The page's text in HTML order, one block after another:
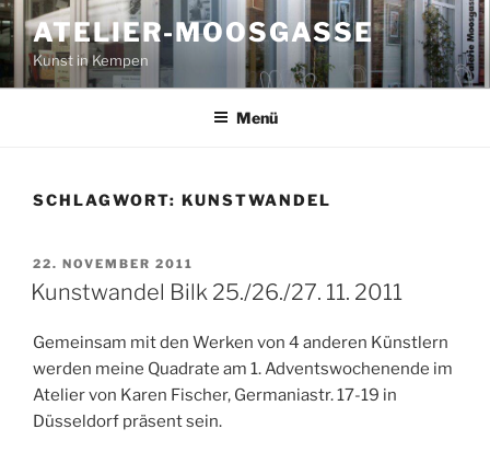
Zum
Inhalt
springen
ATELIER-MOOSGASSE
Kunst in Kempen
Menü
SCHLAGWORT: KUNSTWANDEL
VERÖFFENTLICHT
AM
22. NOVEMBER 2011
Kunstwandel Bilk 25./26./27. 11. 2011
Gemeinsam mit den Werken von 4 anderen Künstlern
werden meine Quadrate am 1. Adventswochenende im
Atelier von Karen Fischer, Germaniastr. 17-19 in
Düsseldorf präsent sein.